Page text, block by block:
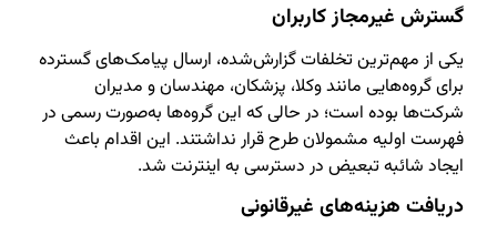
گسترش غیرمجاز کاربران
یکی از مهم‌ترین تخلفات گزارش‌شده، ارسال پیامک‌های گسترده
برای گروه‌هایی مانند وکلا، پزشکان، مهندسان و مدیران
شرکت‌ها بوده است؛ در حالی که این گروه‌ها به‌صورت رسمی در
فهرست اولیه مشمولان طرح قرار نداشتند. این اقدام باعث
ایجاد شائبه تبعیض در دسترسی به اینترنت شد.
دریافت هزینه‌های غیرقانونی